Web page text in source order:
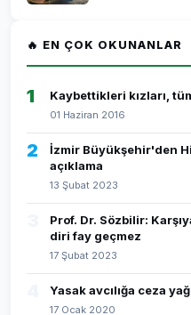
🔥 EN ÇOK OKUNANLAR
1 Kaybettikleri kızları,
01 Haziran 2016
2
İzmir Büyükşehir'den
açıklama
13 Şubat 2023
Prof. Dr. Sözbilir:
diri fay geçmez
17 Şubat 2023
Yasak avcılığa ceza
17 Ocak 2020